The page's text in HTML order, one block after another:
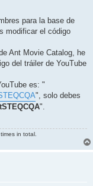
para la base de
modificar el código
Ant Movie Catalog, he
del tráiler de YouTube
es: "
", solo debes
".
in total.